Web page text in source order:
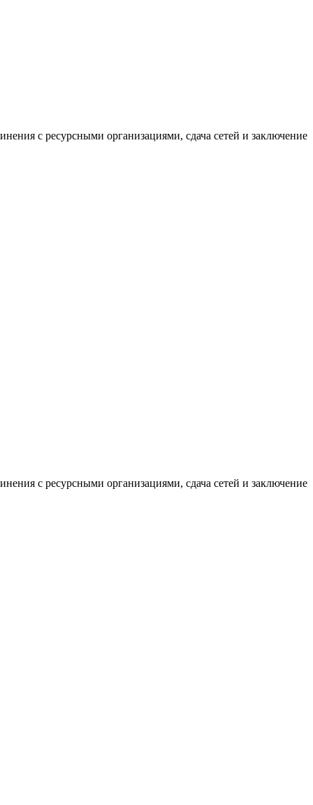
с ресурсными организациями, сдача сетей и заключение
с ресурсными организациями, сдача сетей и заключение